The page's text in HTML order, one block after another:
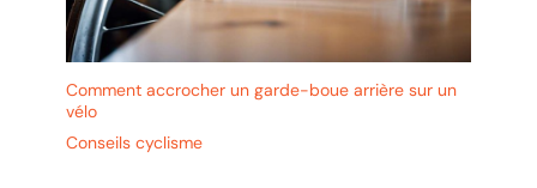
Comment accrocher un garde-boue arrière sur un
vélo
Conseils cyclisme